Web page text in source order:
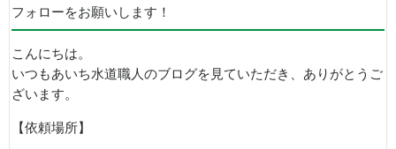
フォローをお願いします！
こんにちは。
いつもあいち水道職人のブログを見ていただき、ありがとうご
ざいます。
【依頼場所】